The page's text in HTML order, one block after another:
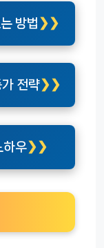
방법
전략
하우